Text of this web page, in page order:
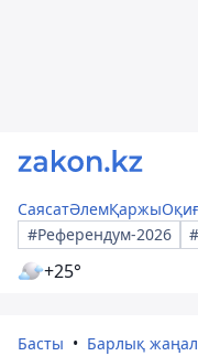
СаясатӘлемҚаржы
#Референдум-2026
+25°
Басты Барлық